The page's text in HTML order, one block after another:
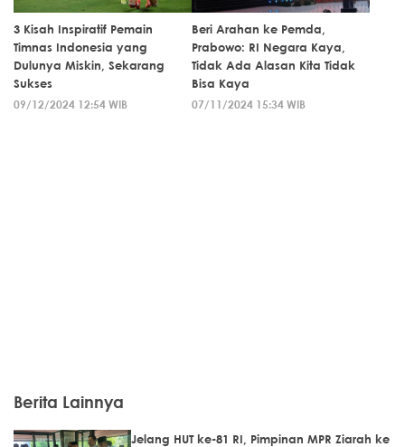
3 Kisah Inspiratif Pemain
Timnas Indonesia yang
Dulunya Miskin, Sekarang
Sukses
09/12/2024 12:54 WIB
Beri Arahan ke Pemda,
Prabowo: RI Negara Kaya,
Tidak Ada Alasan Kita Tidak
Bisa Kaya
07/11/2024 15:34 WIB
Berita Lainnya
Jelang HUT ke-81 RI, Pimpinan MPR Ziarah ke